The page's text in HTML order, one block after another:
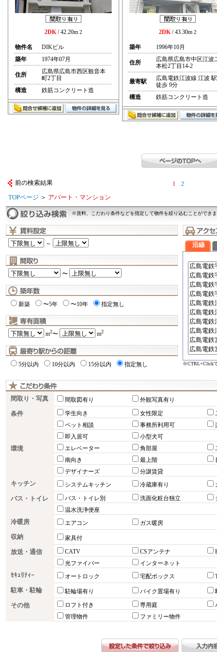
2DK/ 42.20m 2
物件名
DIKビル
築年
1974年07月
住所
広島県広島市西区観音本
町2丁目
構造
鉄筋コンクリート造
2DK/ 43.30m 2
築年 1996年10月
住所
広島県広島市中区江波
本松2丁目14-2
最寄駅
広島電鉄江波線 江波 駅
徒歩 9分
構造
鉄筋コンクリート造
前の検索結果 1 2
TOPページ ＞ アパート・マンション
※賃料、こだわり条件などを指定して物件を絞り込むことができ
～
〜
新築 〜5年 〜10年 指定無し
m2〜 m2
5分以内 10分以内 15分以内 指定無し
沿線
※CTRL+Click
間取り・写真 間取図有り 外観写真有り
条件 学生向き 女性限定
ペット相談
事務所利用可
即入居可
小型犬可
環境 エレベーター 角部屋
南向き
最上階
デザイナーズ
分譲賃貸
キッチン システムキッチン 冷蔵庫有り
バス・トイレ バス・トイレ別 洗面化粧台独立
温水洗浄便座
冷暖房 エアコン ガス暖房
収納 家具付
放送・通信 CATV CSアンテナ
光ファイバー
インターネット
ｾｷｭﾘﾃｨｰ オートロック 宅配ボックス
駐車・駐輪 駐輪場有り バイク置場有り
その他 ロフト付き 専用庭
管理物件
ファミリー物件